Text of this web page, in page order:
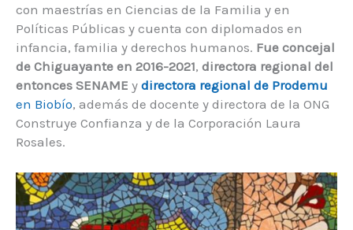
con maestrías en Ciencias de la Familia y en
Políticas Públicas y cuenta con diplomados en
infancia, familia y derechos humanos. Fue concejal
de Chiguayante en 2016-2021, directora regional del
entonces SENAME y directora regional de Prodemu
en Biobío, además de docente y directora de la ONG
Construye Confianza y de la Corporación Laura
Rosales.